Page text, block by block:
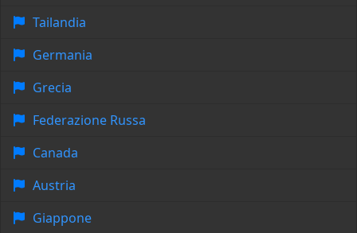
Tailandia
Germania
Grecia
Federazione Russa
Canada
Austria
Giappone